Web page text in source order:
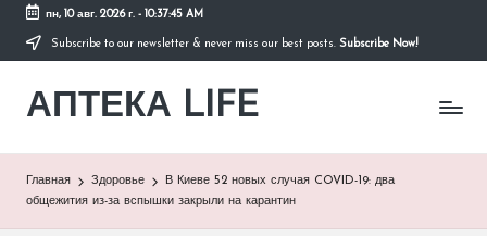
Перейти
содержимому
пн, 10 авг. 2026 г.- 10:37:45 AM
Subscribe to our newsletter & never miss our best posts. Subscribe Now!
АПТЕКА LIFE
сайт
здоровом
Главная Здоровье
В Киеве 52 новых случая COVID-19: два
общежития из-за вспышки закрыли на карантин